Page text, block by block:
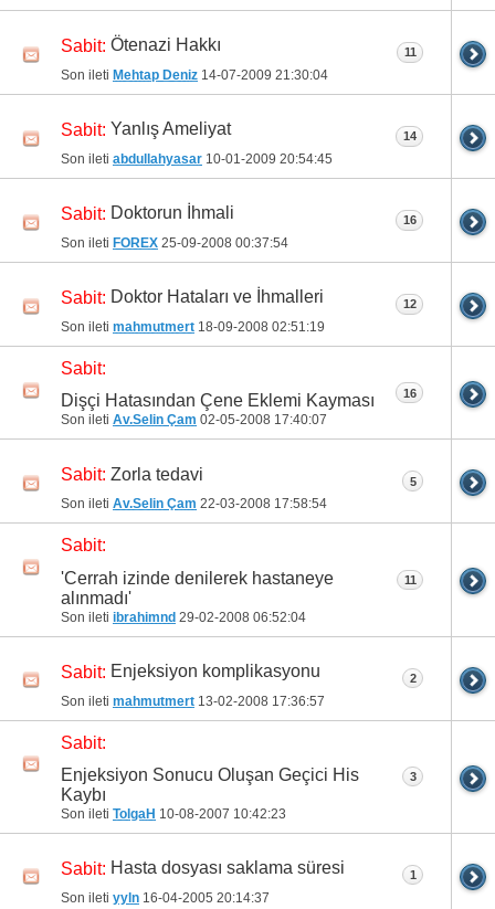
Sabit: Ötenazi Hakkı
Son ileti Mehtap Deniz 14-07-2009 21:30:04
11
Sabit: Yanlış Ameliyat
Son ileti abdullahyasar 10-01-2009 20:54:45
14
Sabit: Doktorun İhmali
Son ileti FOREX 25-09-2008 00:37:54
16
Sabit: Doktor Hataları ve İhmalleri
Son ileti mahmutmert 18-09-2008 02:51:19
12
Sabit:
Dişçi Hatasından Çene Eklemi Kayması
Son ileti Av.Selin Çam 02-05-2008 17:40:07
16
Sabit: Zorla tedavi
Son ileti Av.Selin Çam 22-03-2008 17:58:54
5
Sabit:
'Cerrah izinde denilerek hastaneye
alınmadı'
Son ileti ibrahimnd 29-02-2008 06:52:04
11
Sabit: Enjeksiyon komplikasyonu
Son ileti mahmutmert 13-02-2008 17:36:57
2
Sabit:
Enjeksiyon Sonucu Oluşan Geçici His
Kaybı
Son ileti TolgaH 10-08-2007 10:42:23
3
Sabit: Hasta dosyası saklama süresi
Son ileti yyln 16-04-2005 20:14:37
1